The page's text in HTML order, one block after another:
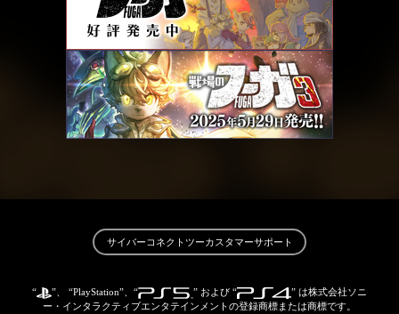
サイバーコネクトツーカスタマーサポート
“ ”、 “PlayStation”、“ ” および “ ” は株式会社ソニ
ー・インタラクティブエンタテインメントの登録商標または商標です。